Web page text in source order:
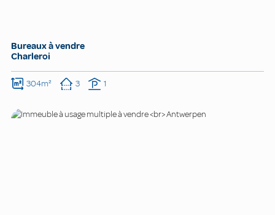
Bureaux à vendre
Charleroi
304m² 3 1